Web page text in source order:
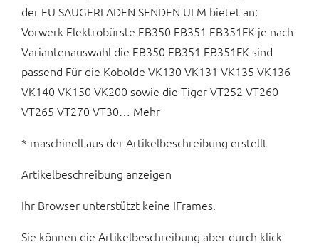
der EU SAUGERLADEN SENDEN ULM bietet an:
Vorwerk Elektrobürste EB350 EB351 EB351FK je nach
Variantenauswahl die EB350 EB351 EB351FK sind
passend Für die Kobolde VK130 VK131 VK135 VK136
VK140 VK150 VK200 sowie die Tiger VT252 VT260
VT265 VT270 VT30… Mehr
* maschinell aus der Artikelbeschreibung erstellt
Artikelbeschreibung anzeigen
Ihr Browser unterstützt keine IFrames.
Sie können die Artikelbeschreibung aber durch klick